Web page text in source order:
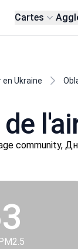
Cartes
en Ukraine
community,